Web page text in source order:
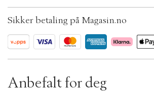
i
n
.
e
ID: BKJG59-0008
Sikker betaling på Magasin.no
Anbefalt for deg